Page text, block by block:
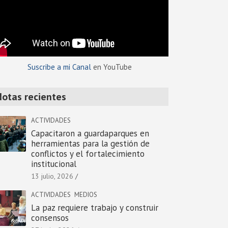
Suscribe a mi Canalen YouTube
recientes
ACTIVIDADES
Capacitaron a guardaparques en
herramientas para la gestión de
conflictos y el fortalecimiento
institucional
13 julio, 2026
ACTIVIDADES MEDIOS
La paz requiere trabajo y construir
consensos